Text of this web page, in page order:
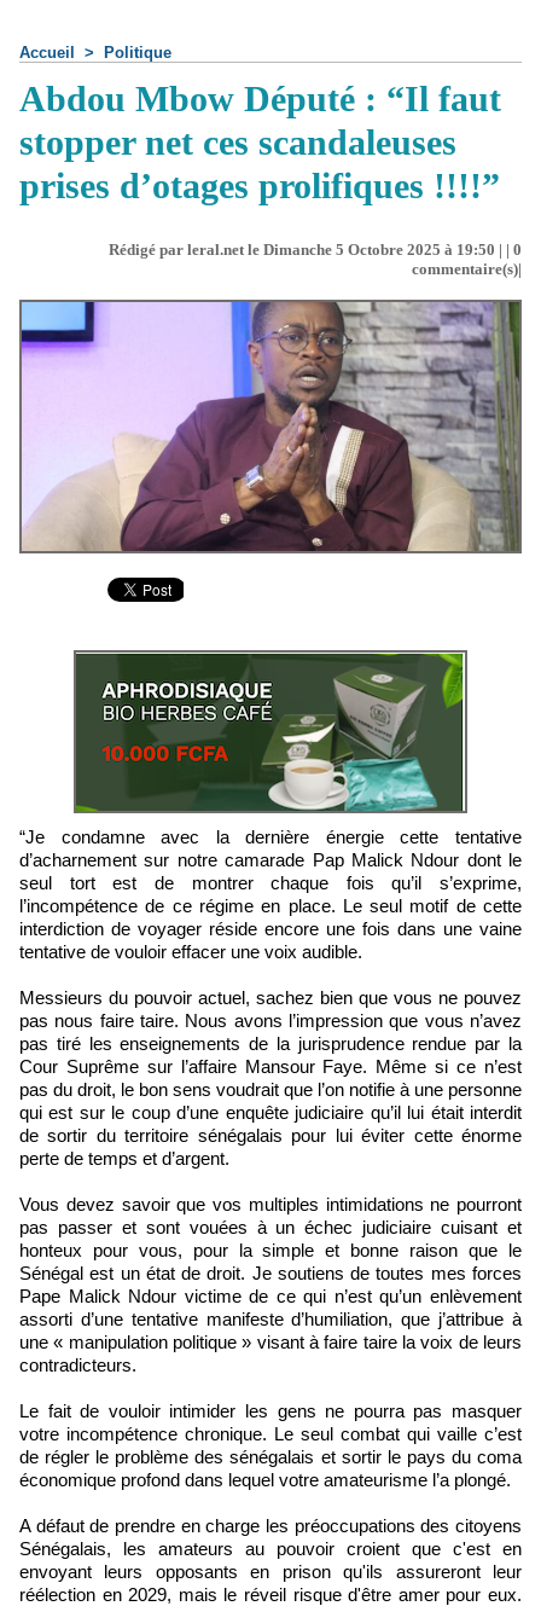
Accueil > Politique
Abdou Mbow Député : “Il faut
stopper net ces scandaleuses
prises d’otages prolifiques !!!!”
Rédigé par leral.net le Dimanche 5 Octobre 2025 à 19:50 | | 0
commentaire(s)|
“Je condamne avec la dernière énergie cette tentative
d’acharnement sur notre camarade Pap Malick Ndour dont le
seul tort est de montrer chaque fois qu’il s’exprime,
l’incompétence de ce régime en place. Le seul motif de cette
interdiction de voyager réside encore une fois dans une vaine
tentative de vouloir effacer une voix audible.
Messieurs du pouvoir actuel, sachez bien que vous ne pouvez
pas nous faire taire. Nous avons l’impression que vous n’avez
pas tiré les enseignements de la jurisprudence rendue par la
Cour Suprême sur l’affaire Mansour Faye. Même si ce n’est
pas du droit, le bon sens voudrait que l’on notifie à une personne
qui est sur le coup d’une enquête judiciaire qu’il lui était interdit
de sortir du territoire sénégalais pour lui éviter cette énorme
perte de temps et d’argent.
Vous devez savoir que vos multiples intimidations ne pourront
pas passer et sont vouées à un échec judiciaire cuisant et
honteux pour vous, pour la simple et bonne raison que le
Sénégal est un état de droit. Je soutiens de toutes mes forces
Pape Malick Ndour victime de ce qui n’est qu’un enlèvement
assorti d’une tentative manifeste d’humiliation, que j’attribue à
une « manipulation politique » visant à faire taire la voix de leurs
contradicteurs.
Le fait de vouloir intimider les gens ne pourra pas masquer
votre incompétence chronique. Le seul combat qui vaille c’est
de régler le problème des sénégalais et sortir le pays du coma
économique profond dans lequel votre amateurisme l’a plongé.
A défaut de prendre en charge les préoccupations des citoyens
Sénégalais, les amateurs au pouvoir croient que c'est en
envoyant leurs opposants en prison qu'ils assureront leur
réélection en 2029, mais le réveil risque d'être amer pour eux.